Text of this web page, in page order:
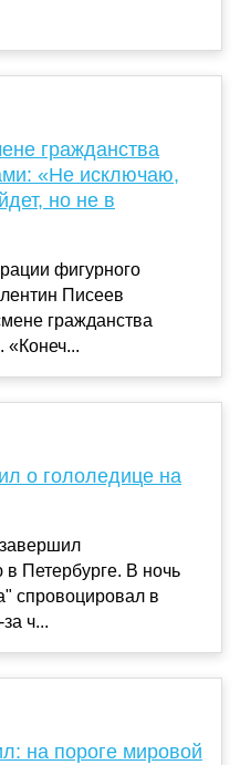
гражданства
«Не исключаю,
но не в
фигурного
Писеев
гражданства
«Конеч...
о гололедице на
Петербурге. В ночь
спровоцировал в
ч...
на пороге мировой